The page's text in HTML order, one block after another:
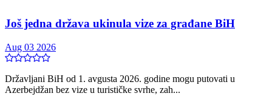
Još jedna država ukinula vize za građane BiH
Aug 03 2026
Državljani BiH od 1. avgusta 2026. godine mogu putovati u
Azerbejdžan bez vize u turističke svrhe, zah...